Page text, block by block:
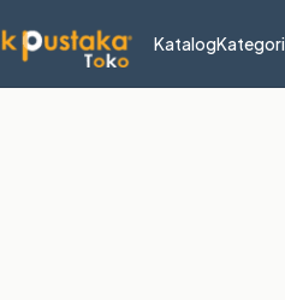
KatalogKategori